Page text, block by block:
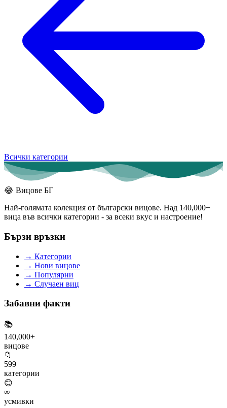
Всички категории
😂 Вицове БГ
Най-голямата колекция от български вицове. Над 140,000+
вица във всички категории - за всеки вкус и настроение!
Бързи връзки
→ Категории
→ Нови вицове
→ Популярни
→ Случаен виц
Забавни факти
📚
140,000+
вицове
📁
599
категории
😊
∞
усмивки